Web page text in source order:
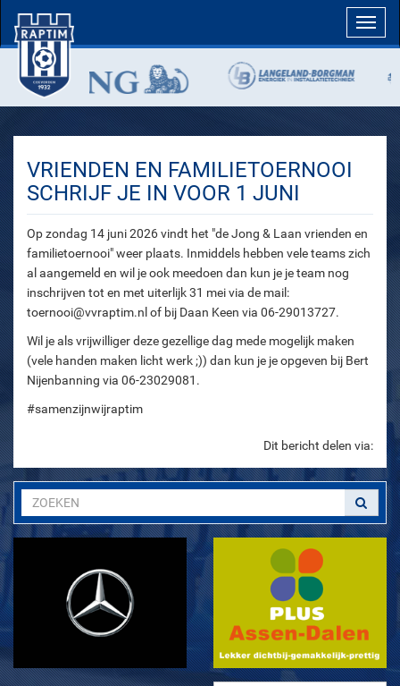
VRIENDEN EN FAMILIETOERNOOI
SCHRIJF JE IN VOOR 1 JUNI
Op zondag 14 juni 2026 vindt het "de Jong & Laan vrienden en
familietoernooi" weer plaats. Inmiddels hebben vele teams zich
al aangemeld en wil je ook meedoen dan kun je je team nog
inschrijven tot en met uiterlijk 31 mei via de mail:
toernooi@vvraptim.nl of bij Daan Keen via 06-29013727.
Wil je als vrijwilliger deze gezellige dag mede mogelijk maken
(vele handen maken licht werk ;)) dan kun je je opgeven bij Bert
Nijenbanning via 06-23029081.
#samenzijnwijraptim
Dit bericht delen via: